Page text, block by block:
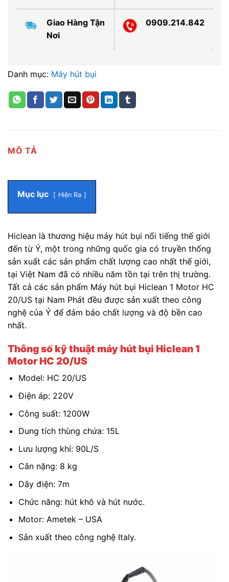
Giao Hàng Tận
Nơi
0909.214.842
Danh mục: Máy hút bụi
MÔ TẢ
Mục lục Hiện Ra
Hiclean là thương hiệu máy hút bụi nổi tiếng thế giới
đến từ Ý, một trong những quốc gia có truyền thống
sản xuất các sản phẩm chất lượng cao nhất thế giới,
tại Việt Nam đã có nhiều năm tồn tại trên thị trường.
Tất cả các sản phẩm Máy hút bụi Hiclean 1 Motor HC
20/US tại Nam Phát đều được sản xuất theo công
nghệ của Ý để đảm bảo chất lượng và độ bền cao
nhất.
Thông số kỹ thuật máy hút bụi Hiclean 1
Motor HC 20/US
Model: HC 20/US
Điện áp: 220V
Công suất: 1200W
Dung tích thùng chứa: 15L
Lưu lượng khí: 90L/S
Cân nặng: 8 kg
Dây điện: 7m
Chức năng: hút khô và hút nước.
Motor: Ametek – USA
Sản xuất theo công nghệ Italy.